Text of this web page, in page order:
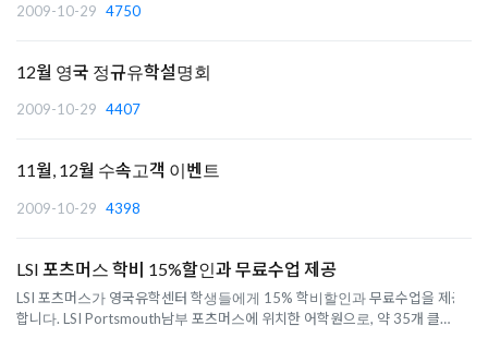
2009-10-29 4750
12월 영국 정규유학설명회
2009-10-29 4407
11월, 12월 수속고객 이벤트
2009-10-29 4398
LSI 포츠머스 학비 15%할인과 무료수업 제공
LSI 포츠머스가 영국유학센터 학생들에게 15% 학비할인과 무료수업을 제공
합니다. LSI Portsmouth남부 포츠머스에 위치한 어학원으로, 약 35개 클래